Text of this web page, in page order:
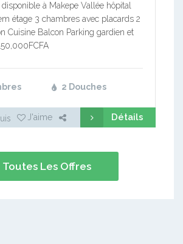
à Makepe Vallée hôpital
étage 3 chambres avec placards 2
Cuisine Balcon Parking gardien et
2 Douches
J'aime Détails
Toutes Les Offres